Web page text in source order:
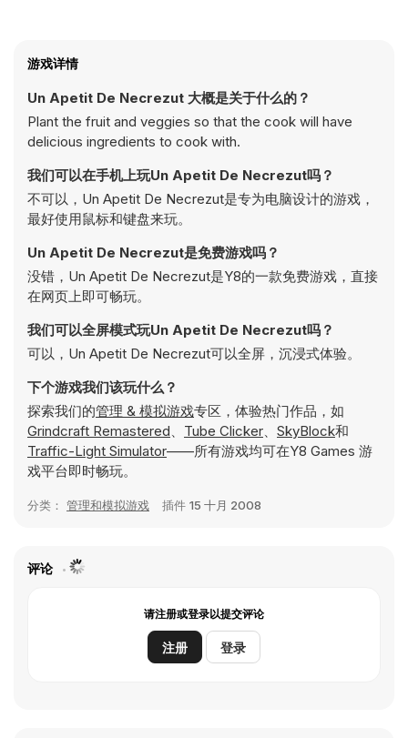
游戏详情
Un Apetit De Necrezut 大概是关于什么的？
Plant the fruit and veggies so that the cook will have
delicious ingredients to cook with.
我们可以在手机上玩Un Apetit De Necrezut吗？
不可以，Un Apetit De Necrezut是专为电脑设计的游戏，
最好使用鼠标和键盘来玩。
Un Apetit De Necrezut是免费游戏吗？
没错，Un Apetit De Necrezut是Y8的一款免费游戏，直接
在网页上即可畅玩。
我们可以全屏模式玩Un Apetit De Necrezut吗？
可以，Un Apetit De Necrezut可以全屏，沉浸式体验。
下个游戏我们该玩什么？
探索我们的管理 & 模拟游戏专区，体验热门作品，如
Grindcraft Remastered、 Tube Clicker、 SkyBlock和
Traffic-Light Simulator——所有游戏均可在Y8 Games 游
戏平台即时畅玩。
分类： 管理和模拟游戏 插件 15 十月 2008
评论
请注册或登录以提交评论
注册 登录